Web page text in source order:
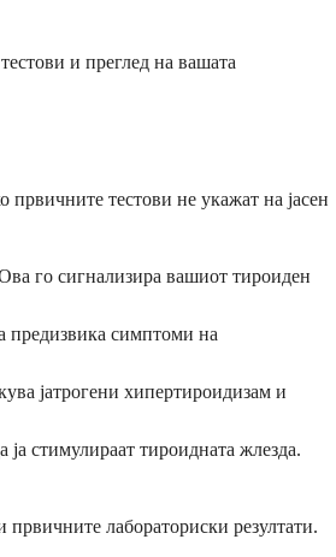
и преглед на вашата
тестови не укажат на јасен
го сигнализира вашиот тироиден
предизвика симптоми на
јатрогени хипертироидизам и
стимулираат тироидната жлезда.
лабораториски резултати.